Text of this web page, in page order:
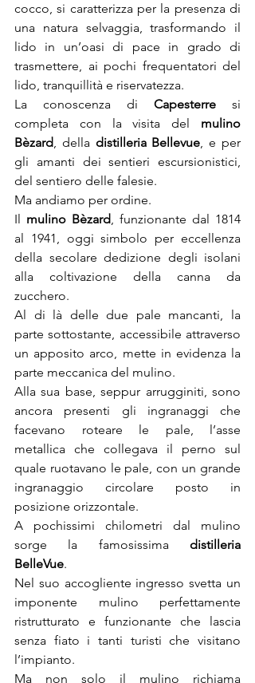
cocco, si caratterizza per la presenza di
una natura selvaggia, trasformando il
lido in un’oasi di pace in grado di
trasmettere, ai pochi frequentatori del
lido, tranquillità e riservatezza.
La conoscenza di Capesterre si
completa con la visita del mulino
Bèzard, della distilleria Bellevue, e per
gli amanti dei sentieri escursionistici,
del sentiero delle falesie.
Ma andiamo per ordine.
Il mulino Bèzard, funzionante dal 1814
al 1941, oggi simbolo per eccellenza
della secolare dedizione degli isolani
alla coltivazione della canna da
zucchero.
Al di là delle due pale mancanti, la
parte sottostante, accessibile attraverso
un apposito arco, mette in evidenza la
parte meccanica del mulino.
Alla sua base, seppur arrugginiti, sono
ancora presenti gli ingranaggi che
facevano roteare le pale, l’asse
metallica che collegava il perno sul
quale ruotavano le pale, con un grande
ingranaggio circolare posto in
posizione orizzontale.
A pochissimi chilometri dal mulino
sorge la famosissima distilleria
BelleVue.
Nel suo accogliente ingresso svetta un
imponente mulino perfettamente
ristrutturato e funzionante che lascia
senza fiato i tanti turisti che visitano
l’impianto.
Ma non solo il mulino richiama